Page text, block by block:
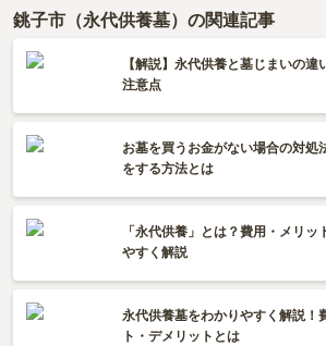
銚子市（永代供養墓）の関連記事
【解説】永代供養と墓じまいの違
注意点
お墓を買うお金がない場合の対処
をする方法とは
「永代供養」とは？費用・メリッ
やすく解説
永代供養墓をわかりやすく解説！
ト・デメリットとは